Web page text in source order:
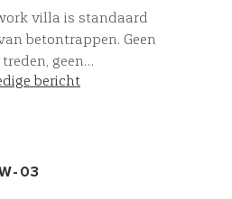
villa is standaard
betontrappen. Geen
geen
De betontrappen
maakt het af.
bericht
03